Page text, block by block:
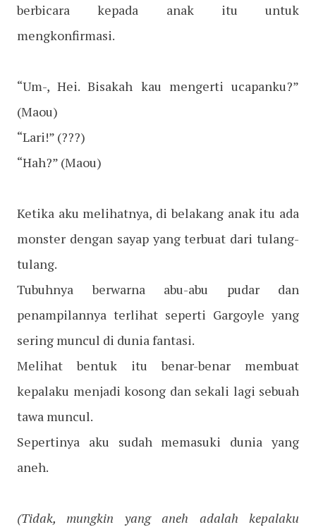
berbicara kepada anak itu untuk
mengkonfirmasi.
“Um-, Hei. Bisakah kau mengerti ucapanku?”
(Maou)
“Lari!” (???)
“Hah?” (Maou)
Ketika aku melihatnya, di belakang anak itu ada
monster dengan sayap yang terbuat dari tulang-
tulang.
Tubuhnya berwarna abu-abu pudar dan
penampilannya terlihat seperti Gargoyle yang
sering muncul di dunia fantasi.
Melihat bentuk itu benar-benar membuat
kepalaku menjadi kosong dan sekali lagi sebuah
tawa muncul.
Sepertinya aku sudah memasuki dunia yang
aneh.
(Tidak, mungkin yang aneh adalah kepalaku